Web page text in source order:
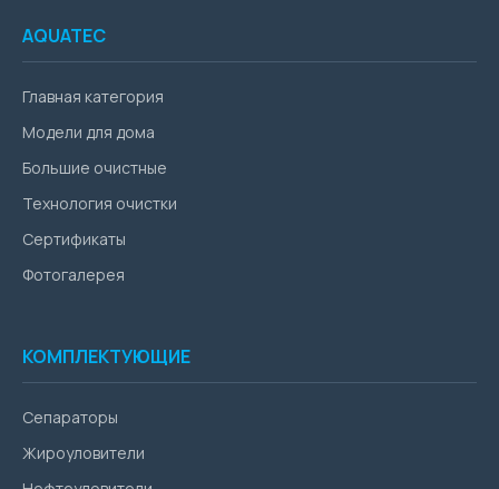
AQUATEC
Главная категория
Модели для дома
Большие очистные
Технология очистки
Сертификаты
Фотогалерея
КОМПЛЕКТУЮЩИЕ
Сепараторы
Жироуловители